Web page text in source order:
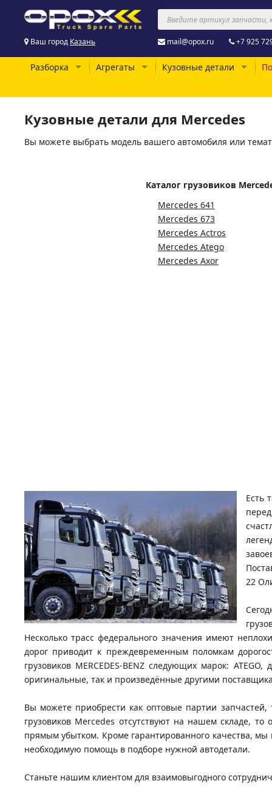
Ваш город Казань mail@opox.ru +7 925
Разборка Агрегаты Кузовные детали
Кузовные детали для Mercedes
Вы можете выбрать модель вашего автомобиля или
Каталог грузовиков
Mercedes 641
Mercedes 673
Mercedes Actros
Mercedes Atego
Mercedes Axor
Есть
22
Несколько трасс федерального значения имеют
дорог приводит к преждевременным поломкам
грузовиков MERCEDES-BENZ следующих марок:
оригинальные, так и произведённые другими
Вы можете приобрести как оптовые партии
грузовиков Mercedes отсутствуют на нашем складе,
прямым убытком. Кроме гарантированного качества,
необходимую помощь в подборе нужной автодетали.
Станьте нашим клиентом для взаимовыгодного